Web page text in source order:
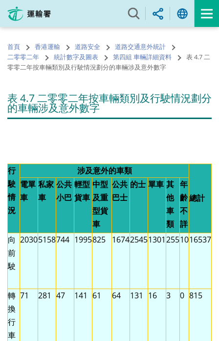
內
的
開
始
首頁 香港運輸 道路安全
道路交通意外統計
二零零二年
統計數字及圖表 第四組 車輛詳細資料
表 4.7 二
零零二年按車輛類別及行駛情況劃分的車輛涉及意外數字
表 4.7 二零零二年按車輛類別及行駛情況劃分
的車輛涉及意外數字
行
駛
情
況
涉及意外的車類
總計
電單
車
私家
車
公共
小巴
輕型
貨車
中型
及重
型貨
車
公共
巴士
的士 單車 其
他
車
類
年
齡
不
詳
向
前
駛
20305158744 1995825 1674254513012551016537
轉
換
行
車
71 281 47 141 61 64 131 16 3 0 815